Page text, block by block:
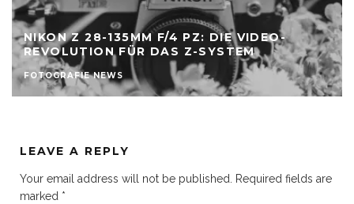
CIPA-HALBJAHRESZAHLEN 2026: KLASSE
STATT MASSE IM FOTOMARKT
FOTOGRAFIE NEWS
LEAVE A REPLY
Your email address will not be published. Required fields are
marked *